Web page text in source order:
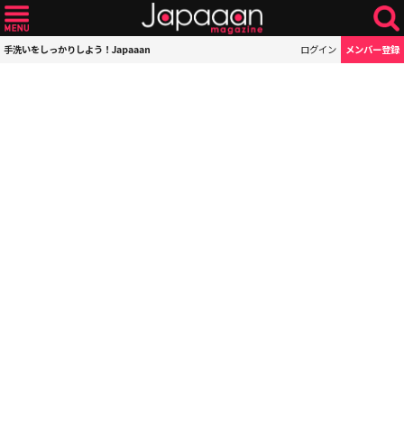
手洗いをしっかりしよう！Japaaan ログイン メンバー登録